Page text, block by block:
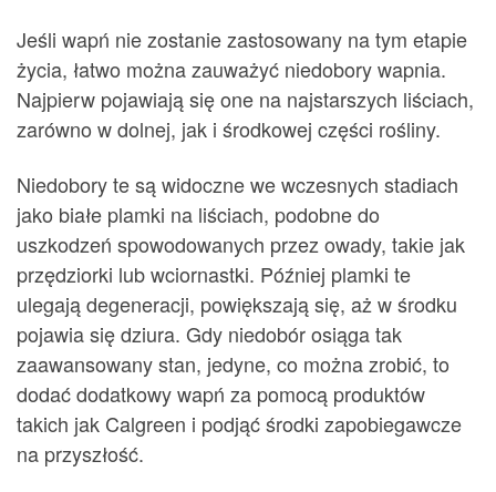
Jeśli wapń nie zostanie zastosowany na tym etapie
życia, łatwo można zauważyć niedobory wapnia.
Najpierw pojawiają się one na najstarszych liściach,
zarówno w dolnej, jak i środkowej części rośliny.
Niedobory te są widoczne we wczesnych stadiach
jako białe plamki na liściach, podobne do
uszkodzeń spowodowanych przez owady, takie jak
przędziorki lub wciornastki. Później plamki te
ulegają degeneracji, powiększają się, aż w środku
pojawia się dziura. Gdy niedobór osiąga tak
zaawansowany stan, jedyne, co można zrobić, to
dodać dodatkowy wapń za pomocą produktów
takich jak Calgreen i podjąć środki zapobiegawcze
na przyszłość.